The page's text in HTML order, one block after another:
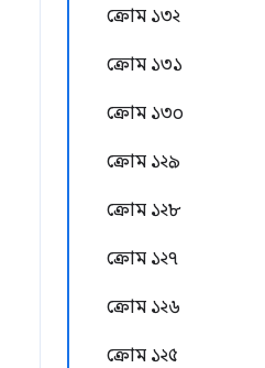
ক্রোম ১৩২
ক্রোম ১৩১
ক্রোম ১৩০
ক্রোম ১২৯
ক্রোম ১২৮
ক্রোম ১২৭
ক্রোম ১২৬
ক্রোম ১২৫